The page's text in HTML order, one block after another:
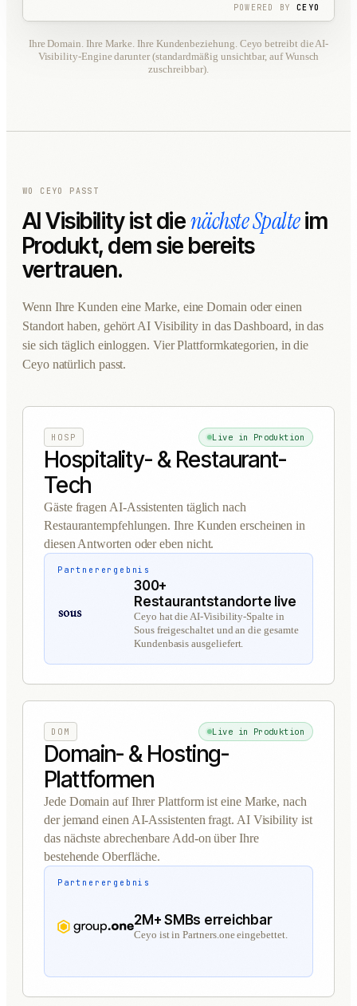
POWERED BYCEYO
Ihre Domain. Ihre Marke. Ihre Kundenbeziehung. Ceyo betreibt die AI-
Visibility-Engine darunter (standardmäßig unsichtbar, auf Wunsch
zuschreibbar).
WO CEYO PASST
AI Visibility ist dienächste Spalteim
Produkt, dem sie bereits
vertrauen.
Wenn Ihre Kunden eine Marke, eine Domain oder einen
Standort haben, gehört AI Visibility in das Dashboard, in das
sie sich täglich einloggen. Vier Plattformkategorien, in die
Ceyo natürlich passt.
HOSP Live in Produktion
Hospitality- & Restaurant-
Tech
Gäste fragen AI-Assistenten täglich nach
Restaurantempfehlungen. Ihre Kunden erscheinen in
diesen Antworten oder eben nicht.
Partnerergebnis
300+
Restaurantstandorte live
Ceyo hat die AI-Visibility-Spalte in
Sous freigeschaltet und an die gesamte
Kundenbasis ausgeliefert.
DOM Live in Produktion
Domain- & Hosting-
Plattformen
Jede Domain auf Ihrer Plattform ist eine Marke, nach
der jemand einen AI-Assistenten fragt. AI Visibility ist
das nächste abrechenbare Add-on über Ihre
bestehende Oberfläche.
Partnerergebnis
2M+ SMBs erreichbar
Ceyo ist in Partners.one eingebettet.